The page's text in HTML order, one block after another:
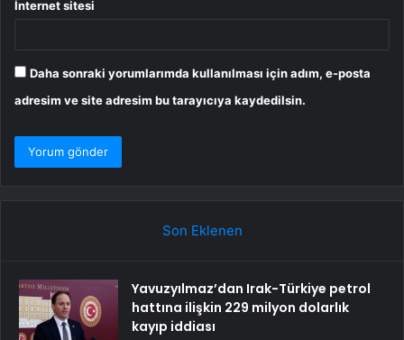
İnternet sitesi
Daha sonraki yorumlarımda kullanılması için adım, e-posta
adresim ve site adresim bu tarayıcıya kaydedilsin.
Son Eklenen
Yavuzyılmaz’dan Irak-Türkiye petrol
hattına ilişkin 229 milyon dolarlık
kayıp iddiası